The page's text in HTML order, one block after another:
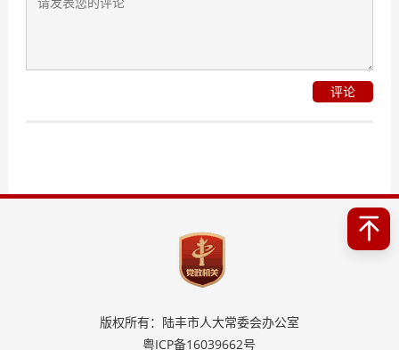
评论
版权所有：陆丰市人大常委会办公室
粤ICP备16039662号